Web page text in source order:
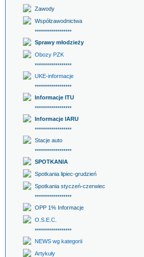
Zawody
Współzawodnictwa
******************
Sprawy młodzieży
Obozy PZK
******************
UKE-informacje
******************
Informacje ITU
******************
Informacje IARU
******************
Stacje auto
******************
SPOTKANIA
Spotkania lipiec-grudzień
Spotkania styczeń-czerwiec
******************
OPP 1% Informacje
O.S.E.C.
******************
NEWS wg kategorii
Artykuły